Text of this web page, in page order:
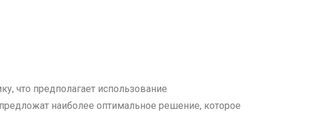
что предполагает использование
наиболее оптимальное решение, которое